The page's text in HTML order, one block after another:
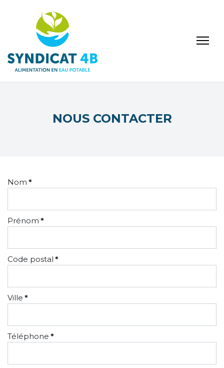
NOUS CONTACTER
Nom *
Prénom *
Code postal *
Ville *
Téléphone *